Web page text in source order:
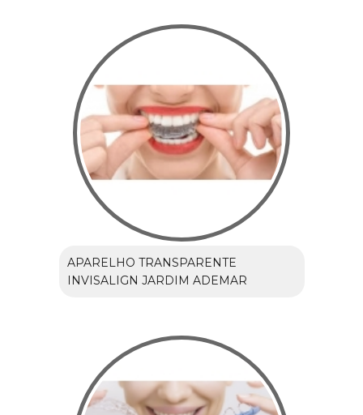
APARELHO TRANSPARENTE
INVISALIGN JARDIM ADEMAR